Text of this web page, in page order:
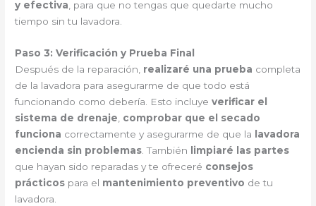
y efectiva, para que no tengas que quedarte mucho
tiempo sin tu lavadora.
Paso 3: Verificación y Prueba Final
Después de la reparación, realizaré una prueba completa
de la lavadora para asegurarme de que todo está
funcionando como debería. Esto incluyeverificar el
sistema de drenaje comprobar que el secado
funciona correctamente y asegurarme de que la
lavadora
encienda sin problemas . También
limpiaré las partes
que hayan sido reparadas y te ofreceré consejos
prácticos para el mantenimiento preventivo de tu
lavadora.